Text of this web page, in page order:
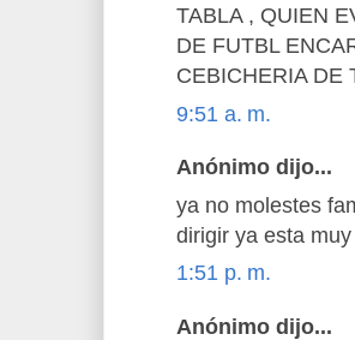
TABLA , QUIEN
DE FUTBL
CEBICHERIA DE
9:51 a. m.
Anónimo dijo...
ya no molestes
dirigir ya esta
1:51 p. m.
Anónimo dijo...